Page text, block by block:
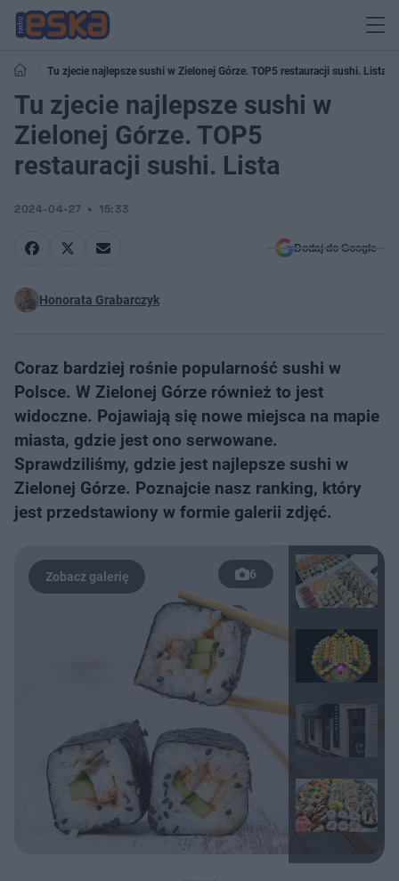
Tu zjecie najlepsze sushi w Zielonej Górze. TOP5 restauracji sushi. Lista
Tu zjecie najlepsze sushi w
Zielonej Górze. TOP5
restauracji sushi. Lista
2024-04-27 15:33
Dodaj do Google
Honorata Grabarczyk
Coraz bardziej rośnie popularność sushi w
Polsce. W Zielonej Górze również to jest
widoczne. Pojawiają się nowe miejsca na mapie
miasta, gdzie jest ono serwowane.
Sprawdziliśmy, gdzie jest najlepsze sushi w
Zielonej Górze. Poznajcie nasz ranking, który
jest przedstawiony w formie galerii zdjęć.
6